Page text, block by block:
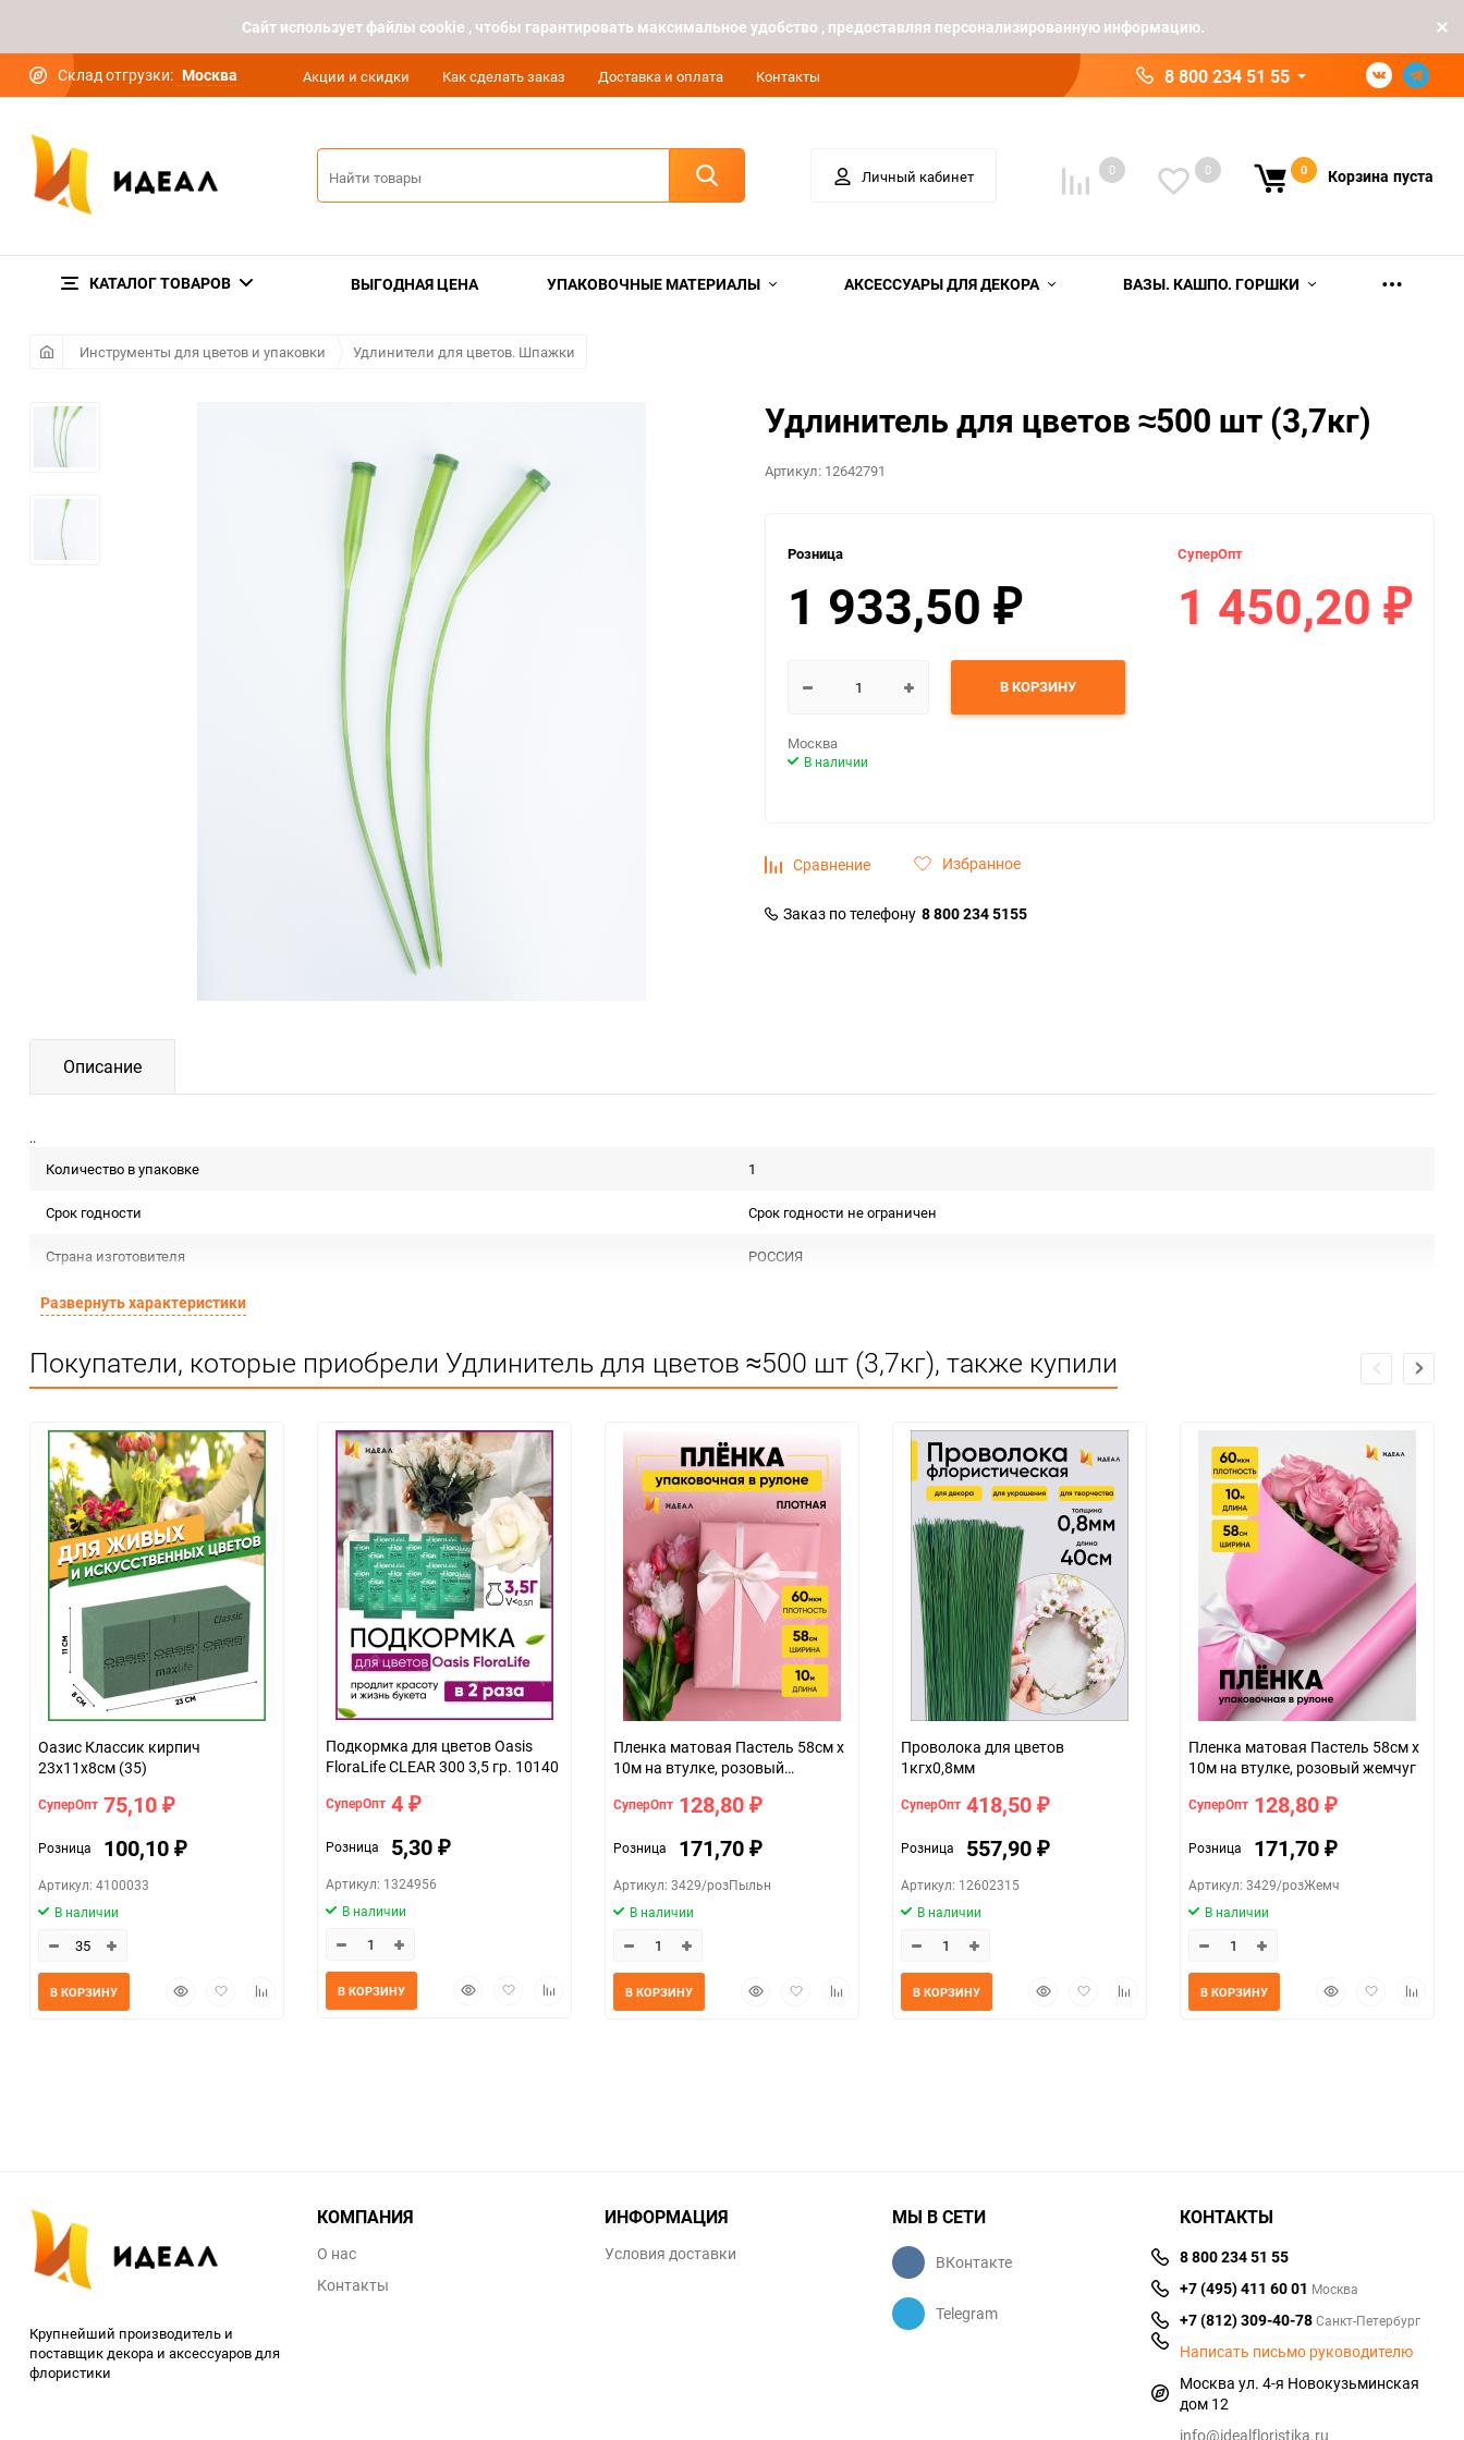
Cайт использует файлы cookie , чтобы гарантировать максимальное удобство , предоставляя персонализированную информацию.
Склад отгрузки: Москва Акции и скидки Как сделать заказ Доставка и оплата Контакты 8 800 234 51 55
Личный кабинет 0 0 0 Корзина пуста
КАТАЛОГ ТОВАРОВ ВЫГОДНАЯ ЦЕНА УПАКОВОЧНЫЕ МАТЕРИАЛЫ АКСЕССУАРЫ ДЛЯ ДЕКОРА ВАЗЫ. КАШПО. ГОРШКИ
Инструменты для цветов и упаковки Удлинители для цветов. Шпажки
Удлинитель для цветов ≈500 шт (3,7кг)
Артикул: 12642791
Розница
1 933,50 ₽
СуперОпт
1 450,20 ₽
В КОРЗИНУ
Москва
В наличии
Сравнение Избранное
Заказ по телефону 8 800 234 5155
Описание
..
Количество в упаковке
1
Срок годности Срок годности не ограничен
Страна изготовителя РОССИЯ
Предназначение товара
Особые условия Особых условий не требует
Единица измерения
Развернуть характеристики
Покупатели, которые приобрели Удлинитель для цветов ≈500 шт (3,7кг), также купили
Оазис Классик кирпич
23х11х8см (35)
СуперОпт 75,10 ₽
Розница 100,10 ₽
Артикул: 4100033
В наличии
БыстрыйДобавитьДобавить
В КОРЗИНУ
Подкормка для цветов Oasis
FloraLife CLEAR 300 3,5 гр. 10140
СуперОпт 4 ₽
Розница 5,30 ₽
Артикул: 1324956
В наличии
БыстрыйДобавитьДобавить
В КОРЗИНУ
Пленка матовая Пастель 58см х
10м на втулке, розовый
СуперОпт 128,80 ₽
Розница 171,70 ₽
Артикул: 3429/розПыльн
В наличии
БыстрыйДобавитьДобавить
В КОРЗИНУ
Проволока для цветов
1кгx0,8мм
СуперОпт 418,50 ₽
Розница 557,90 ₽
Артикул: 12602315
В наличии
БыстрыйДобавитьДобавить
В КОРЗИНУ
Пленка матовая Пастель 58см х
10м на втулке, розовый жемчуг
СуперОпт 128,80 ₽
Розница 171,70 ₽
Артикул: 3429/розЖемч
В наличии
БыстрыйДобавить
В КОРЗИНУ
Крупнейший производитель и
поставщик декора и аксессуаров для
флористики
КОМПАНИЯ
О нас
Контакты
ИНФОРМАЦИЯ
Условия доставки
МЫ В СЕТИ
ВКонтакте
Telegram
КОНТАКТЫ
8 800 234 51 55
+7 (495) 411 60 01 Москва
+7 (812) 309-40-78Санкт-Петербург
Написать письмо руководителю
Москва ул. 4-я Новокузьминская
дом 12
info@idealfloristika.ru